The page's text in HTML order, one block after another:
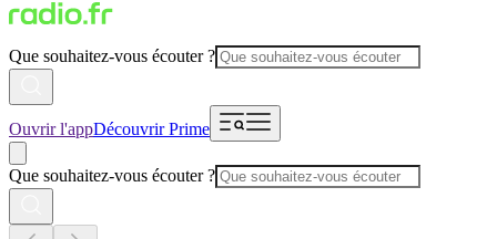
Que souhaitez-vous écouter ?
Ouvrir l'appDécouvrir Prime
Que souhaitez-vous écouter ?